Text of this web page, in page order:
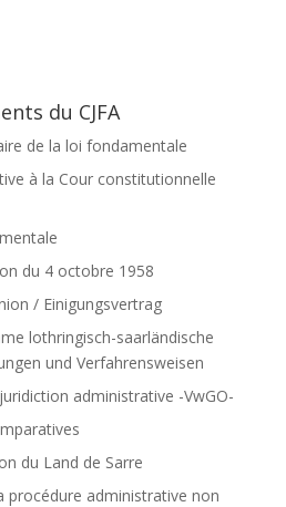
du CJFA
de la loi fondamentale
à la Cour constitutionnelle
du 4 octobre 1958
/ Einigungsvertrag
lothringisch-saarländische
und Verfahrensweisen
administrative -VwGO-
du Land de Sarre
procédure administrative non